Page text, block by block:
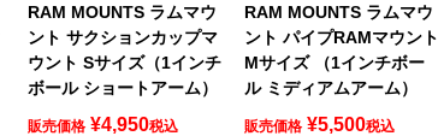
RAM MOUNTS ラムマウ
ント サクションカップマ
ウント Sサイズ（1インチ
ボール ショートアーム）
販売価格 ¥4,950税込
RAM MOUNTS ラムマウ
ント パイプRAMマウント
Mサイズ （1インチボー
ル ミディアムアーム）
販売価格 ¥5,500税込